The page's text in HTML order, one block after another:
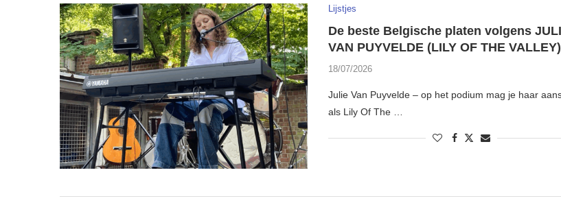
Lijstjes
De beste Belgische platen volgens
VAN PUYVELDE (LILY OF THE VALLEY)
18/07/2026
Julie Van Puyvelde – op het podium mag je haar
als Lily Of The …